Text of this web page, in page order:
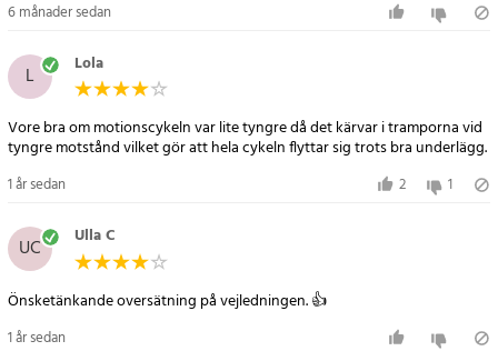
6 månader sedan
L Lola
Vore bra om motionscykeln var lite tyngre då det kärvar i tramporna vid
tyngre motstånd vilket gör att hela cykeln flyttar sig trots bra underlägg.
1 år sedan 2 1
UC Ulla C
1 år sedan